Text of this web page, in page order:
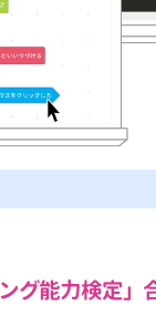
グ能力検定」